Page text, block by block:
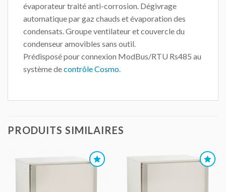
évaporateur traité anti-corrosion. Dégivrage
automatique par gaz chauds et évaporation des
condensats. Groupe ventilateur et couvercle du
condenseur amovibles sans outil.
Prédisposé pour connexion ModBus/RTU Rs485 au
système decontrôle Cosmo
PRODUITS SIMILAIRES